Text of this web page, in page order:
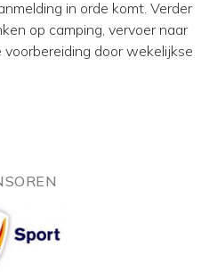
in orde komt. Verder
op camping, vervoer naar
door wekelijkse